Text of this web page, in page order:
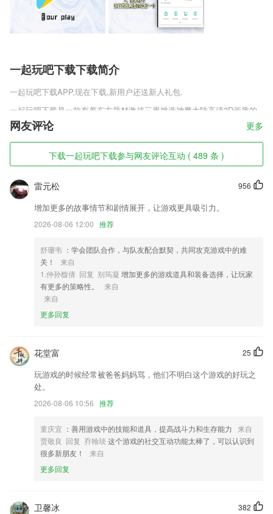
一起玩吧下载下载简介
一起玩吧下载APP,现在下载,新用户还送新人礼包.
一起玩吧下载是一款有着东方题材激战三界挑选神魔大陆高清3D画质的
角色扮演手游，神魔乱舞征战天下，闯关厮杀对决霸主，暴击特效炫酷厮
杀，闯关竞技展现不同的风采M指尖乱斗畅快刺激，战斗不止精彩无比，
剧情丰富感受多样性的玩法，劲爆厮杀热血沸腾,自由竞技战胜不同的对
手，组队闯关制定战术，炫酷羽翼和坐骑使用，成为焦点兴奋刺激。
一起玩吧下载软件特色
1,云端安全备份
4,心灵记事簿，记录生活中的心动瞬间，帮您感悟生活，面对最真实的自
5,高清音质，畅听体验，利用碎片化时间放松心情，学习充电
6,教师资格证题库除了有其完整的教师资格证考试题库与丰富的练习与做
题模式外，还有教师资格证考试大纲。
1.【数字涂写】根据儿童认知发展规律，科学分龄，为学龄前的儿童定制
学习计划，启蒙从认知数字开始哦！
2.·在观看课程时可以自由调整音量大小
3.小组PK、红包奖励、h5课件等功能有效提高课堂互动性；一键投屏电
4.可以清楚的掌握到许多的题库内容，重点突出，考点明确，给你更明确
的方向。
5.签到统计
一起玩吧下载更新了什么?
网友评论 更多
下载一起玩吧下载参与网友评论互动 ( 489 条 )
956
雷元松
增加更多的故事情节和剧情展开，让游戏更具吸引力。
2026-08-06 12:00 推荐
舒珊韦 ：学会团队合作，与队友配合默契，共同攻克游戏中的难
关！
来自
1.仲孙馥倩 回复 别筠凝 增加更多的游戏道具和装备选择，让玩家
有更多的策略性。
来自
来自
更多回复
25
花堂富
玩游戏的时候经常被爸爸妈妈骂，他们不明白这个游戏的好玩之
处。
2026-08-06 10:56 推荐
童庆宜 ：善用游戏中的技能和道具，提高战斗力和生存能力 来自
贾敬良 回复 乔翰琰这个游戏的社交互动功能太棒了，可以认识到
很多新朋友！
来自
更多回复
382
卫馨冰